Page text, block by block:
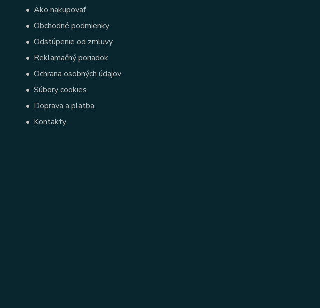
• Ako nakupovať
• Obchodné podmienky
• Odstúpenie od zmluvy
• Reklamačný poriadok
• Ochrana osobných údajov
• Súbory cookies
• Doprava a platba
• Kontakty